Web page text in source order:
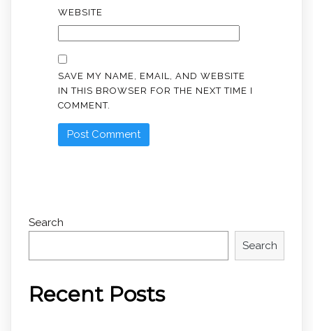
WEBSITE
SAVE MY NAME, EMAIL, AND WEBSITE
IN THIS BROWSER FOR THE NEXT TIME I
COMMENT.
Search
Search
Recent Posts